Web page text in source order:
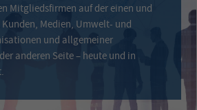
Mitgliedsfirmen auf der einen und
Medien, Umwelt- und
und allgemeiner
anderen Seite – heute und in